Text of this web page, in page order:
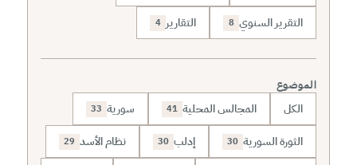
التقرير السنوي 8 التقارير 4
الموضوع
الكل المجالس المحلية 41 سورية 33
الثورة السورية 30 إدلب 30 نظام الأسد 29